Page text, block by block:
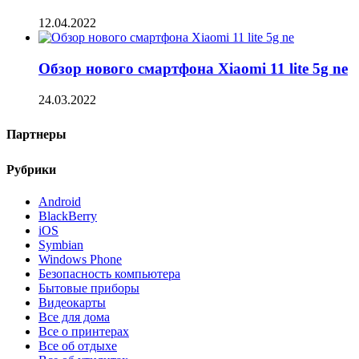
12.04.2022
Обзор нового смартфона Xiaomi 11 lite 5g ne
24.03.2022
Партнеры
Рубрики
Android
BlackBerry
iOS
Symbian
Windows Phone
Безопасность компьютера
Бытовые приборы
Видеокарты
Все для дома
Все о принтерах
Все об отдыхе